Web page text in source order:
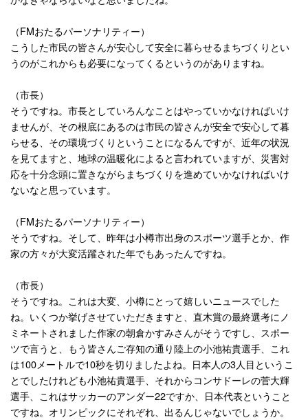
（FMおたるパーソナリティー）
こうした市民の皆さんが安心して安全に暮らせるまちづくりとい
うのがこれからも必要になってくるというのがありますね。
（市長）
そうですね。市長としていろんなことはやっていかなければいけ
ませんが、その根底にあるのは市民の皆さんが安全で安心して暮
らせる、その環境づくりということになるんですが、近年の状況
を見てますと、地球の温暖化によると言われていますが、災害対
応を十分念頭に置きながらまちづくりを進めていかなければいけ
ないなと思っています。
（FMおたるパーソナリティー）
そうですね。そして、昨年は小樽市出身のスポーツ選手とか、作
家の方々が大変活躍された年でもあったんですね。
（市長）
そうですね。これは大変、小樽にとって嬉しいニュースでした
ね。いくつか挙げさせていただきますと、直木賞の最終選考にノ
ミネートされました作家の朝倉かすみさんがそうですし、スポー
ツで言うと、もう皆さんご存知の通り陸上の小池祐貴選手、これ
は100メートルで10秒を切りましたよね。日本人の3人目というこ
とでしたけれども小池祐貴選手、それからコンサドーレの菅大輝
選手、これはサッカーのアンダー22ですか、日本代表ということ
ですね。オリンピックにそれぞれ、出るんじゃないでしょうか。